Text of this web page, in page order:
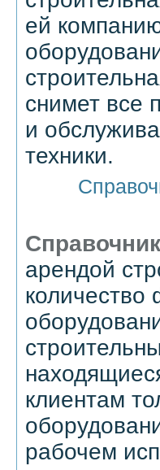
ей
снимет все
и
техники.
арендой
клиентам
рабочем